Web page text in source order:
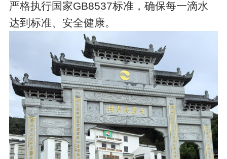
严格执行国家GB8537标准，确保每一滴水
达到标准、安全健康。